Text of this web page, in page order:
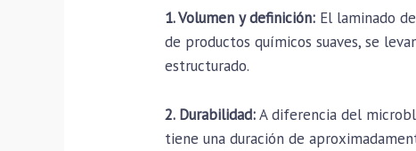
1. Volumen y definición: El laminado
de productos químicos suaves, se
estructurado.
2. Durabilidad:A diferencia del
tiene una duración de